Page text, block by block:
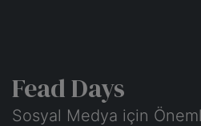
Fead Days
Sosyal Medya için